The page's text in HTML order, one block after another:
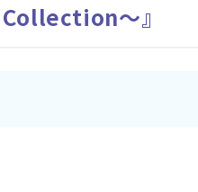
～』